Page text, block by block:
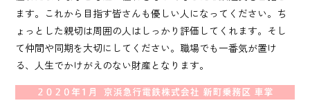
ます。これから目指す皆さんも優しい人になってください。ち
ょっとした親切は周囲の人はしっかり評価してくれます。そし
て仲間や同期を大切にしてください。職場でも一番気が置け
る、人生でかけがえのない財産となります。